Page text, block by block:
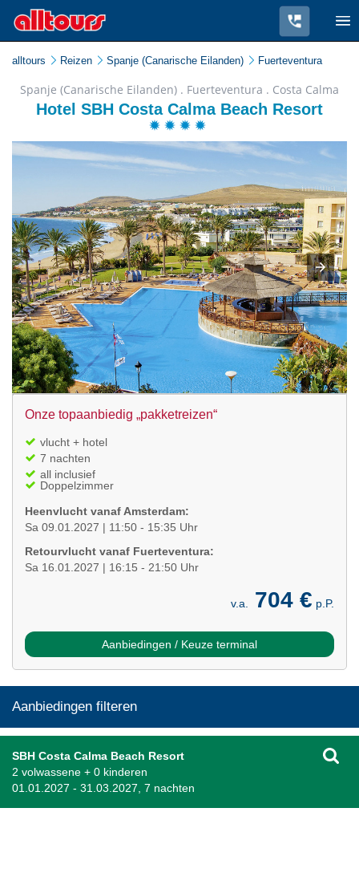
alltours Reizen Spanje (Canarische Eilanden) Fuerteventura
Spanje (Canarische Eilanden) . Fuerteventura . Costa Calma
Hotel SBH Costa Calma Beach Resort
Onze topaanbiedig „pakketreizen“
vlucht + hotel
7 nachten
all inclusief
Doppelzimmer
Heenvlucht vanaf Amsterdam:
Sa 09.01.2027 | 11:50 - 15:35 Uhr
Retourvlucht vanaf Fuerteventura:
Sa 16.01.2027 | 16:15 - 21:50 Uhr
v.a. 704 € p.P.
Aanbiedingen / Keuze terminal
Aanbiedingen filteren
SBH Costa Calma Beach Resort
2 volwassene + 0 kinderen
01.01.2027 - 31.03.2027, 7 nachten